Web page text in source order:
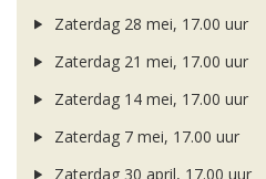
Zaterdag 28 mei, 17.00 uur
Zaterdag 21 mei, 17.00 uur
Zaterdag 14 mei, 17.00 uur
Zaterdag 7 mei, 17.00 uur
Zaterdag 30 april, 17.00 uur